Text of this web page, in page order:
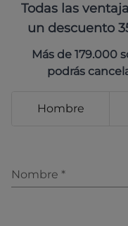
Todas las
un descuento
Más de 179.000
podrás
Hombre
Nombre *